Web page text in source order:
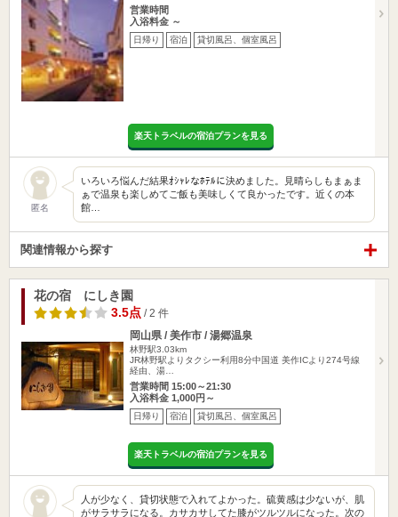
営業時間
入浴料金 ～
日帰り 宿泊 貸切風呂、個室風呂
楽天トラベルの宿泊プランを見る
匿名
いろいろ悩んだ結果ｵｼｬﾚなﾎﾃﾙに決めました。見晴らしもまぁま
ぁで温泉も楽しめてご飯も美味しくて良かったです。近くの本
館…
関連情報から探す
花の宿 にしき園
3.5点 / 2 件
岡山県 / 美作市 / 湯郷温泉
林野駅3.03km
JR林野駅よりタクシー利用8分中国道 美作ICより274号線
経由、湯…
営業時間 15:00～21:30
入浴料金 1,000円～
日帰り 宿泊 貸切風呂、個室風呂
楽天トラベルの宿泊プランを見る
人が少なく、貸切状態で入れてよかった。硫黄感は少ないが、肌
がサラサラになる。カサカサしてた膝がツルツルになった。次の